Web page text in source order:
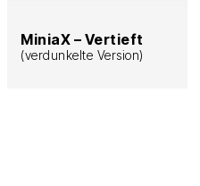
MiniaX – Vertieft
(verdunkelte Version)